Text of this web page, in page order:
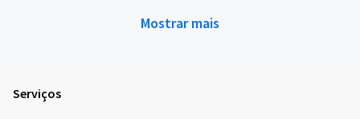
Mostrar mais
Serviços